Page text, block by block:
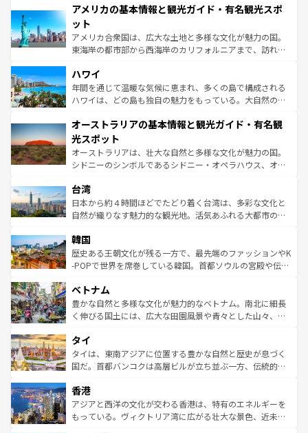
ンツ一覧を参照してほしい。
の建物がそのまま残る町や、スイスならではのユニークな
博物館もあり、アルプス観光だけでなく町歩きも満喫する
ことができる。国民の所得が高いため物価も高いが、旅行
者向けの交通パス提供のサービスもあり、うまく活用すれ
着のスイス情報は
アメリカの基本情報と観光ガイド・有名観光スポ
ット
アメリカ合衆国は、広大な土地と多様な文化が魅力の国。
東海岸の都市部から西海岸のカリフォルニアまで、訪れる
のような巨大都市は、観光、ショッピング、エンターテイ
ンメントが詰まった刺激的なスポットだ。一方、アメリカ
西部には大自然が広がり、グランドキャニオンやイエロー
部のニューオーリンズでは、音楽と美食が融合した独特の
文化が魅力。旅行者はアメリカの各地域で異なる魅力を楽
しみながら、その多様性と豊かな歴史を感じることができ
るだろう。車でのロードトリップや列車の旅も、アメリカ
情報は
ハワイ
年間を通じて温暖な気候に恵まれ、多くの島で構成される
ハワイは、どの島も独自の魅力をもっている。大自然の神
ワイ島は見逃せない。また、定番の観光地といえばオアフ
島だが、静かな自然を求めるならマウイ島やカウアイ島が
おすすめ。エメラルドグリーンに輝く海をはじめ、豊かな
文化や歴史が息づいている。「アロハスピリット」と呼ば
人々、おいしいローカルフードやハワイアンミュージッ
ク、伝統的なフラダンスなど、すべてがハワイの魅力を彩
っている。訪れるたびに新しい発見と感動が待っているハ
はコンテンツ一覧
オーストラリアの基本情報と観光ガイド・有名観
光スポット
オーストラリアは、壮大な自然と多様な文化が魅力の国。
シドニーのシンボルであるシドニー・オペラハウス、オー
リアリーフや大陸中央部にそびえるウルル（エアーズロッ
ク）、タスマニアの美しい原生林やケアンズの熱帯雨林な
ど、見どころがたくさん。また、カフェやワイン、オージ
いる。アクティビティも充実しており、サーフィンやダイ
ビング、ハイキングなど、アウトドア好きにはたまらな
い。オーストラリアの多彩な魅力を存分に味わいつくそ
参照してほしい。
台湾
日本から約４時間ほどでたどり着く台湾は、多彩な文化と
自然が織りなす魅力的な観光地。活気あふれる大都市の台
ン）、静ひつな山岳地帯である台湾東部など、都市の喧騒
と山間の静けさが共存しており、訪れる人に新しい発見と
驚きをもたらしてくれる。また、奥深い台湾の食文化も魅
容にもいいと評判のスイーツなど、バラエティ豊かな料理
が味わえる。 なお、新着の台湾情報は コンテンツ一覧を参
照してほしい。
韓国
歴史ある王朝文化が残る一方で、最先端のファッションやK
-POPで世界を席巻している韓国。首都ソウルの宮殿や伝統
き、地方に足を延ばせば四季折々の自然美を楽しむことが
できる。そして、キムチや焼肉、絶品のストリートフード
まで、さまざまな韓国料理が待っている。夜には、韓国な
リティに包まれながら、韓国の多彩な魅力を心ゆくまで味
わってみてほしい。 なお、新着の韓国情報はコンテンツ一
覧を参照してほしい。
ベトナム
豊かな自然と多様な文化が魅力的なベトナム。南北に細長
く伸びる国土には、広大な田園風景や青々とした山々、世
急速な発展と共に伝統が息づく。ハノイの古い町並みやホ
ーチミン市のフランス統治時代の建物も、独特の雰囲気を
醸し出している。また、バラエティの豊かさとおいしさで
とつ。フォーやバインミー、ベトナムコーヒーなどは、ぜ
ひ現地で味わいたい。どの地域を訪れてもあたたかい人々
が旅行者を迎えてくれるので、きっと忘れられない旅にな
タイ
タイは、東南アジアに位置する豊かな自然と歴史が息づく
国だ。首都バンコクは高層ビルが立ち並ぶ一方、伝統的な
の活気が交差している。北部ではチェンマイなどの山岳地
帯で自然と触れ合い、南部ではプーケットやクラビの美し
いビーチでリゾート気分を楽しむことができる。タイ料理
香港
アジアと西洋の文化が交わる香港は、特有のエネルギーを
もっている。ヴィクトリア湾に広がる壮大な景色、近未来